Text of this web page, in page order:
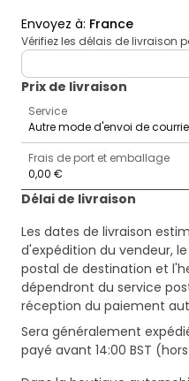
Envoyez à: France
Vérifiez les délais de livraison
deliveryCountry
Prix ​​de livraison
Service
Autre mode d'envoi de
Frais de port et emballage
0,00 €
Délai de livraison
Les dates de livraison
d'expédition du vendeur,
postal de destination et
dépendront du service
réception du paiement
Sera généralement
payé avant 14:00 BST